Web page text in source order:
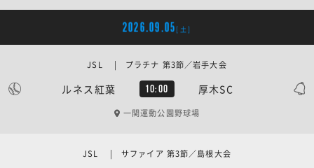
2026.09.05 [土]
ルネス紅葉 10:00 厚木SC
JSL | プラチナ 第3節／岩手大会
一関運動公園野球場
JSL | サファイア 第3節／島根大会